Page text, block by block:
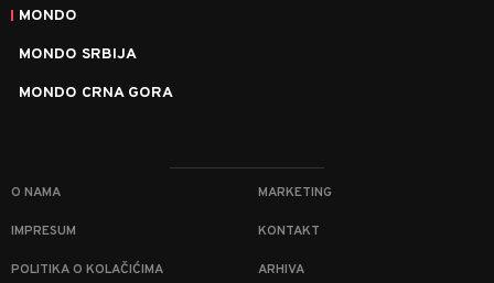
MONDO
MONDO SRBIJA
MONDO CRNA GORA
O NAMA MARKETING
IMPRESUM KONTAKT
POLITIKA O KOLAČIĆIMA ARHIVA